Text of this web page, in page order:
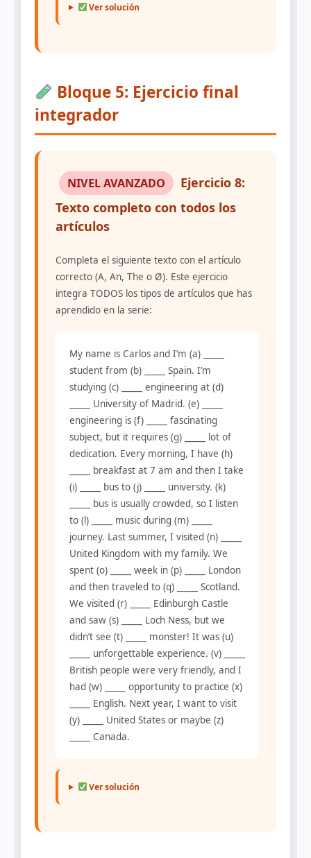
Ver solución
Bloque 5: Ejercicio final
integrador
NIVEL AVANZADO
Ejercicio 8:
Texto completo con todos los
artículos
Completa el siguiente texto con el artículo
correcto (A, An, The o Ø). Este ejercicio
integra TODOS los tipos de artículos que has
aprendido en la serie:
My name is Carlos and I’m (a) _____
student from (b) _____ Spain. I’m
studying (c) _____ engineering at (d)
_____ University of Madrid. (e) _____
engineering is (f) _____ fascinating
subject, but it requires (g) _____ lot of
dedication. Every morning, I have (h)
_____ breakfast at 7 am and then I take
(i) _____ bus to (j) _____ university. (k)
_____ bus is usually crowded, so I listen
to (l) _____ music during (m) _____
journey. Last summer, I visited (n) _____
United Kingdom with my family. We
spent (o) _____ week in (p) _____ London
and then traveled to (q) _____ Scotland.
We visited (r) _____ Edinburgh Castle
and saw (s) _____ Loch Ness, but we
didn’t see (t) _____ monster! It was (u)
_____ unforgettable experience. (v) _____
British people were very friendly, and I
had (w) _____ opportunity to practice (x)
_____ English. Next year, I want to visit
(y) _____ United States or maybe (z)
_____ Canada.
Ver solución